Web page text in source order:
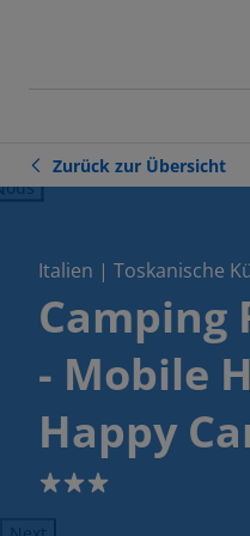
Zurück zur Übersicht
Italien | Toskanische
Camping
- Mobile
Happy
3